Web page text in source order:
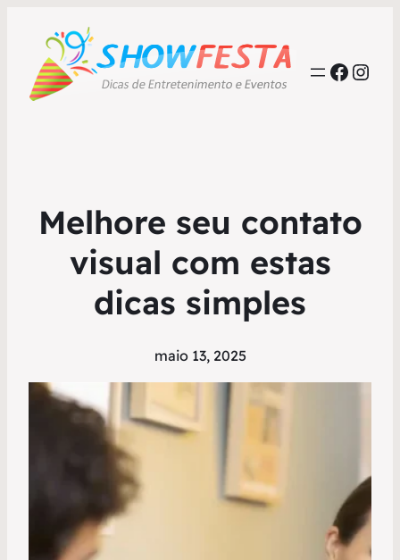
Melhore seu contato
visual com estas
dicas simples
maio 13, 2025